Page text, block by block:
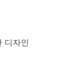
디자인